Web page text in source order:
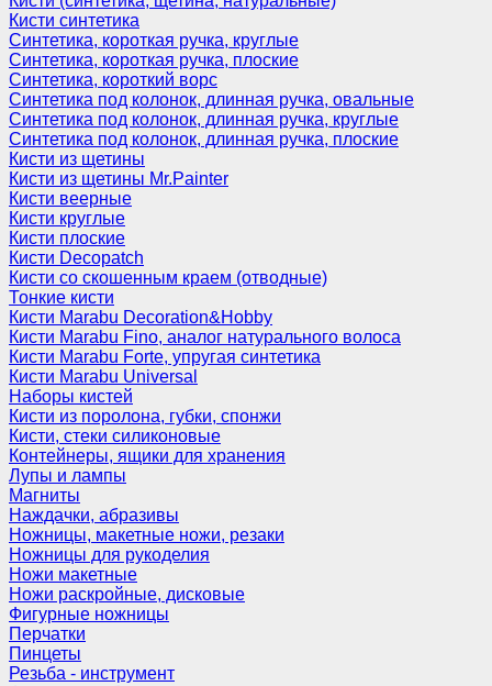
Кисти синтетика
Синтетика, короткая ручка, круглые
Синтетика, короткая ручка, плоские
Синтетика, короткий ворс
Синтетика под колонок, длинная ручка, овальные
Синтетика под колонок, длинная ручка, круглые
Синтетика под колонок, длинная ручка, плоские
Кисти из щетины
Кисти из щетины Mr.Painter
Кисти веерные
Кисти круглые
Кисти плоские
Кисти Decopatch
Кисти со скошенным краем (отводные)
Тонкие кисти
Кисти Marabu Decoration&Hobby
Кисти Marabu Fino, аналог натурального волоса
Кисти Marabu Forte, упругая синтетика
Кисти Marabu Universal
Наборы кистей
Кисти из поролона, губки, спонжи
Кисти, стеки силиконовые
Контейнеры, ящики для хранения
Лупы и лампы
Магниты
Наждачки, абразивы
Ножницы, макетные ножи, резаки
Ножницы для рукоделия
Ножи макетные
Ножи раскройные, дисковые
Фигурные ножницы
Перчатки
Пинцеты
Резьба - инструмент